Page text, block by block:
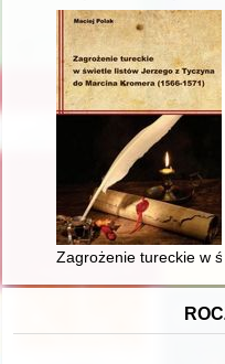
Zagrożenie tureckie w